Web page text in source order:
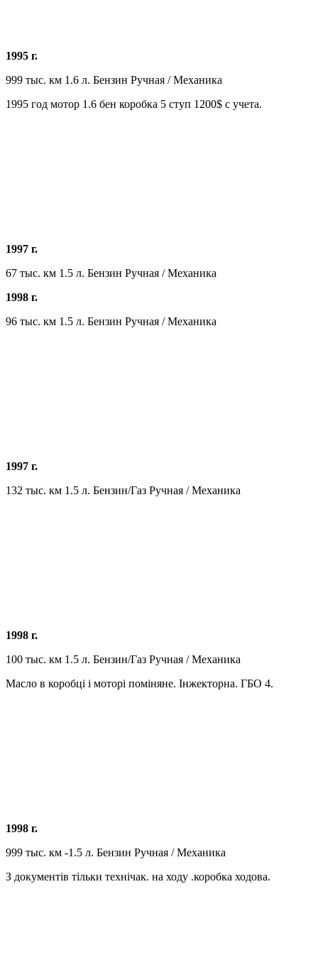
1995 г.
999 тыс. км 1.6 л. Бензин Ручная / Механика
1995 год мотор 1.6 бен коробка 5 ступ 1200$ с учета.
1997 г.
67 тыс. км 1.5 л. Бензин Ручная / Механика
1998 г.
96 тыс. км 1.5 л. Бензин Ручная / Механика
1997 г.
132 тыс. км 1.5 л. Бензин/Газ Ручная / Механика
1998 г.
100 тыс. км 1.5 л. Бензин/Газ Ручная / Механика
Масло в коробці і моторі поміняне. Інжекторна. ГБО 4.
1998 г.
999 тыс. км -1.5 л. Бензин Ручная / Механика
З документів тільки технічак. на ходу .коробка ходова.